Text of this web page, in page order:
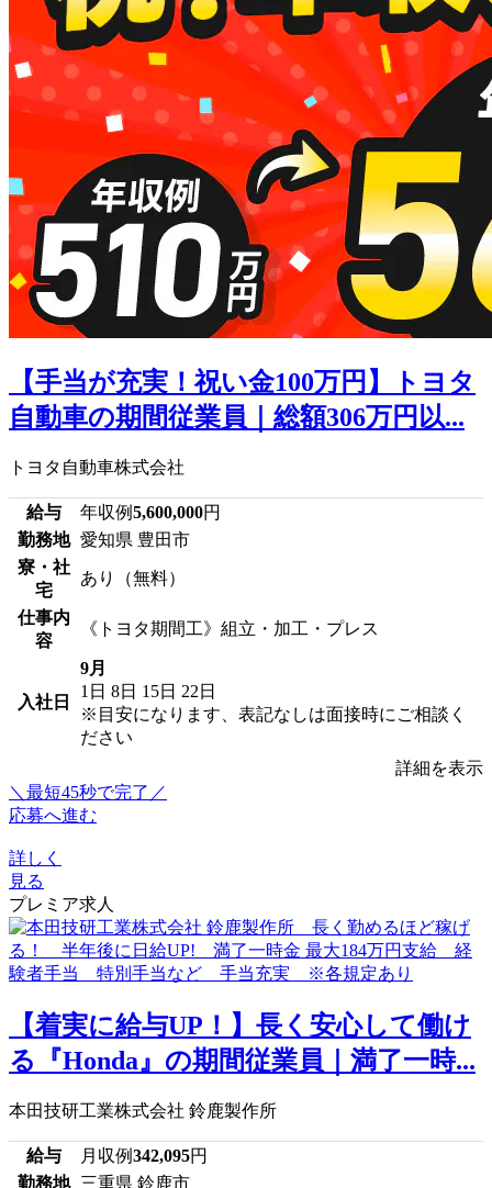
【手当が充実！祝い金100万円】トヨタ
自動車の期間従業員｜総額306万円以...
トヨタ自動車株式会社
給与 年収例5,600,000円
勤務地 愛知県 豊田市
寮・社
宅
あり（無料）
仕事内
容
《トヨタ期間工》組立・加工・プレス
入社日
9月
1日 8日 15日 22日
※目安になります、表記なしは面接時にご相談く
ださい
詳細を表示
＼最短45秒で完了／
応募へ進む
詳しく
見る
プレミア求人
【着実に給与UP！】長く安心して働け
る『Honda』の期間従業員｜満了一時...
本田技研工業株式会社 鈴鹿製作所
給与 月収例342,095円
勤務地 三重県 鈴鹿市